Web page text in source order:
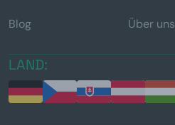
Blog Über uns
LAND: